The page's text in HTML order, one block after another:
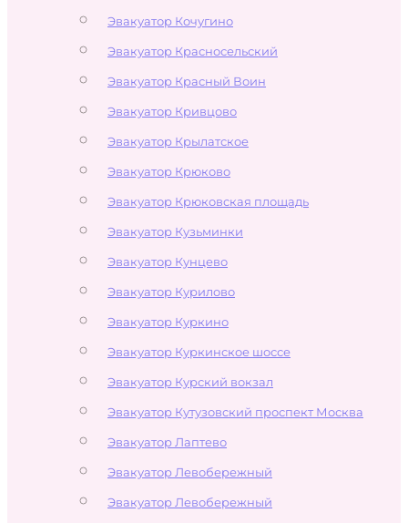
Эвакуатор Кочугино
Эвакуатор Красносельский
Эвакуатор Красный Воин
Эвакуатор Кривцово
Эвакуатор Крылатское
Эвакуатор Крюково
Эвакуатор Крюковская площадь
Эвакуатор Кузьминки
Эвакуатор Кунцево
Эвакуатор Курилово
Эвакуатор Куркино
Эвакуатор Куркинское шоссе
Эвакуатор Курский вокзал
Эвакуатор Кутузовский проспект Москва
Эвакуатор Лаптево
Эвакуатор Левобережный
Эвакуатор Левобережный